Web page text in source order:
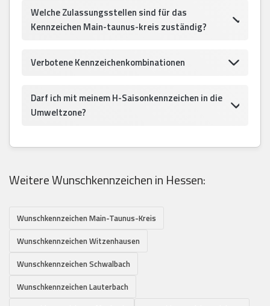
Welche Zulassungsstellen sind für das
Kennzeichen Main-taunus-kreis zuständig?
Verbotene Kennzeichenkombinationen
Darf ich mit meinem H-Saisonkennzeichen in die
Umweltzone?
Weitere Wunschkennzeichen in Hessen:
Wunschkennzeichen Main-Taunus-Kreis
Wunschkennzeichen Witzenhausen
Wunschkennzeichen Schwalbach
Wunschkennzeichen Lauterbach